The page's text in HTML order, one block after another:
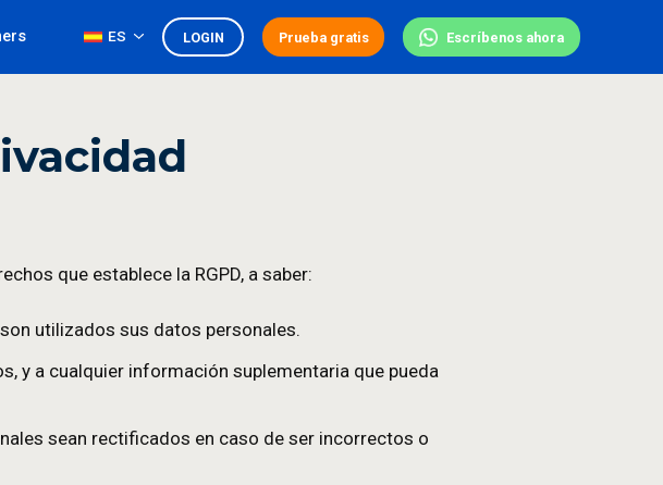
Partners ES LOGIN Prueba gratis
de los 8 derechos que establece la RGPD, a saber:
sobre cómo son utilizados sus datos personales.
son utilizados, y a cualquier información suplementaria que pueda